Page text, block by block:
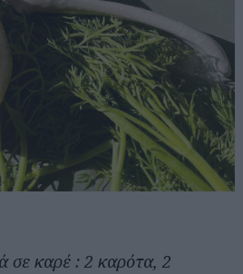
σε καρέ : 2 καρότα, 2